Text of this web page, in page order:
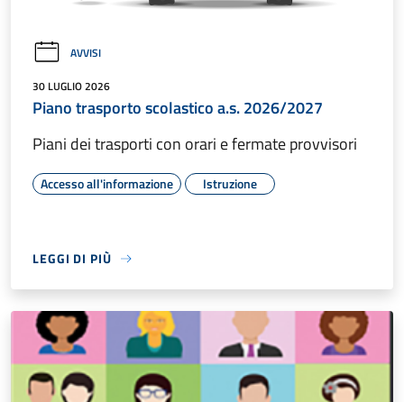
AVVISI
30 LUGLIO 2026
Piano trasporto scolastico a.s. 2026/2027
Piani dei trasporti con orari e fermate provvisori
Accesso all'informazione Istruzione
LEGGI DI PIÙ